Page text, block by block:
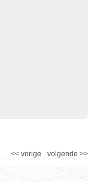
volgende >>
<< vorige